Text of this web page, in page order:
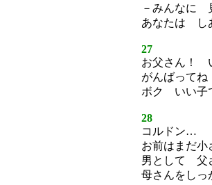
－みんなに
あなたは し
27
お父さん！
がんばってね
ボク いい子
28
コルドン…
お前はまだ
男として 父
母さんをしっ